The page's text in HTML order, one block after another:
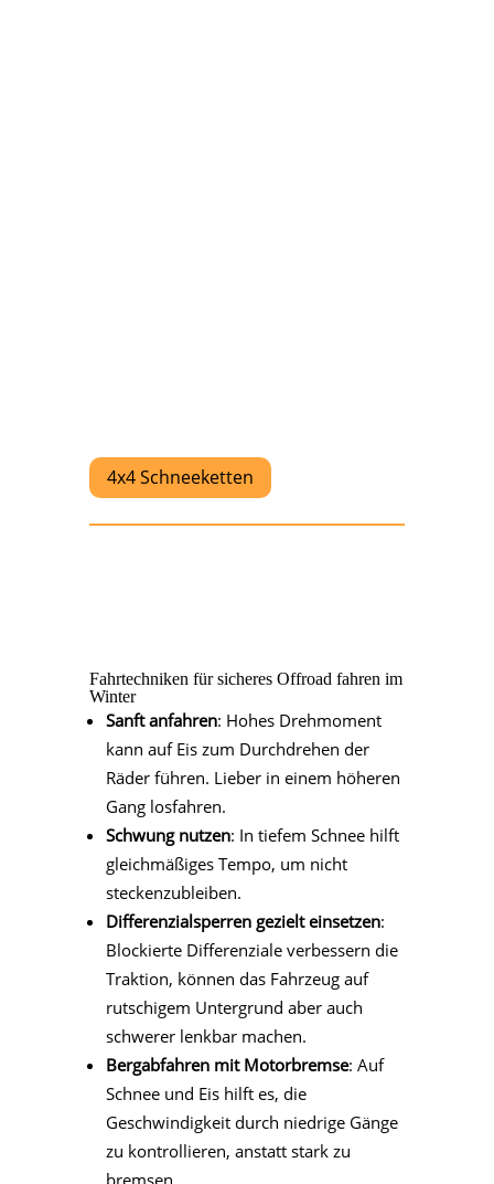
4x4 Schneeketten
Fahrtechniken für sicheres Offroad fahren im
Winter
Sanft anfahren: Hohes Drehmoment
kann auf Eis zum Durchdrehen der
Räder führen. Lieber in einem höheren
Gang losfahren.
Schwung nutzen: In tiefem Schnee hilft
gleichmäßiges Tempo, um nicht
steckenzubleiben.
Differenzialsperren gezielt einsetzen:
Blockierte Differenziale verbessern die
Traktion, können das Fahrzeug auf
rutschigem Untergrund aber auch
schwerer lenkbar machen.
Bergabfahren mit Motorbremse: Auf
Schnee und Eis hilft es, die
Geschwindigkeit durch niedrige Gänge
zu kontrollieren, anstatt stark zu
bremsen.